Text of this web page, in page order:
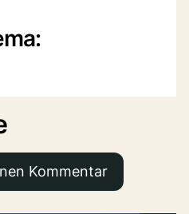
Kommentar